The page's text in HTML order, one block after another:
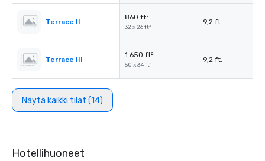
Terrace II
860 ft²
32 x 26 ft²
9,2 ft.
Terrace III
1 650 ft²
50 x 34 ft²
9,2 ft.
Näytä kaikki tilat (14)
Hotellihuoneet